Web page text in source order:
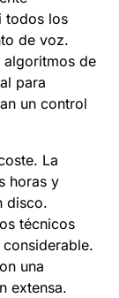
todos los
de voz.
algoritmos de
para
un control
La
horas y
disco.
técnicos
una
extensa.